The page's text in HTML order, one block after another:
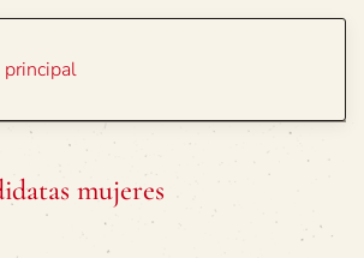
principal
mujeres